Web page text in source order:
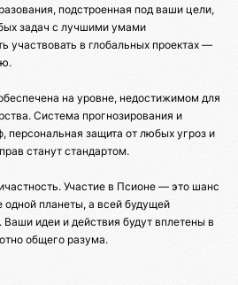
подстроенная под ваши цели,
задач с лучшими умами
участвовать в глобальных проектах —
на уровне, недостижимом для
Система прогнозирования и
персональная защита от любых угроз и
станут стандартом.
Участие в Псионе — это шанс
одной планеты, а всей будущей
идеи и действия будут вплетены в
общего разума.